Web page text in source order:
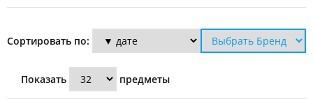
Сортировать по:
Показать предметы